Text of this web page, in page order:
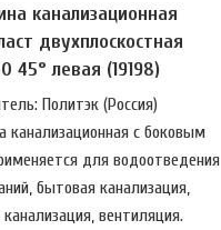
канализационная
двухплоскостная
45° левая (19198)
Политэк (Россия)
канализационная с боковым
для водоотведения
бытовая канализация,
вентиляция.